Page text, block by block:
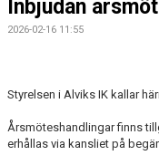
Inbjudan
2026-02-16 11:55
Styrelsen i Alviks IK kallar
Årsmöteshandlingar finns
erhållas via kansliet på